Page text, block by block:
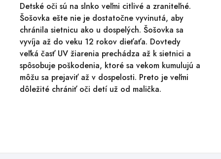
Detské oči sú na slnko veľmi citlivé a zraniteľné.
Šošovka ešte nie je dostatočne vyvinutá, aby
chránila sietnicu ako u dospelých. Šošovka sa
vyvíja až do veku 12 rokov dieťaťa. Dovtedy
veľká časť UV žiarenia prechádza až k sietnici a
spôsobuje poškodenia, ktoré sa vekom kumulujú a
môžu sa prejaviť až v dospelosti. Preto je veľmi
dôležité chrániť oči detí už od malička.